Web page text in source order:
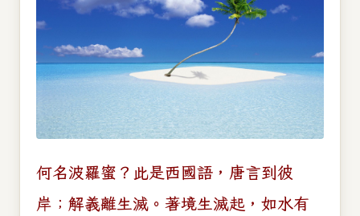
何名波羅蜜？此是西國語，唐言到彼
岸；解義離生滅。著境生滅起，如水有